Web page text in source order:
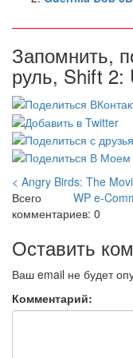
Запомнить,
руль, Shift
< Angry Birds: The
WP e-
Всего
комментариев: 0
Оставить
Ваш email не будет
Комментарий: